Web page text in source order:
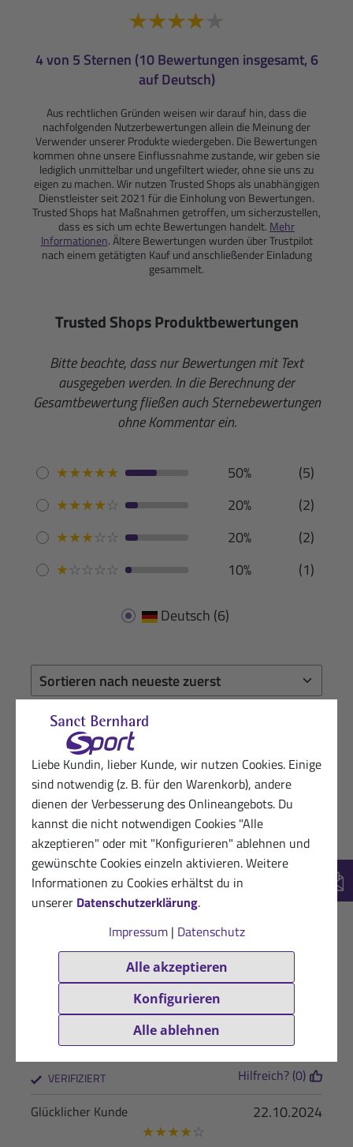
Liebe Kundin, lieber Kunde, wir nutzen Cookies. Einige
sind notwendig (z. B. für den Warenkorb), andere
dienen der Verbesserung des Onlineangebots. Du
kannst die nicht notwendigen Cookies "Alle
akzeptieren" oder mit "Konfigurieren" ablehnen und
gewünschte Cookies einzeln aktivieren. Weitere
Informationen zu Cookies erhältst du in
unserer Datenschutzerklärung.
Impressum| Datenschutz
Alle akzeptieren
Konfigurieren
Alle ablehnen
4 von 5 Sternen (10 Bewertungen insgesamt, 6
auf Deutsch)
Aus rechtlichen Gründen weisen wir darauf hin, dass die
nachfolgenden Nutzerbewertungen allein die Meinung der
Verwender unserer Produkte wiedergeben. Die Bewertungen
kommen ohne unsere Einflussnahme zustande, wir geben sie
lediglich unmittelbar und ungefiltert wieder, ohne sie uns zu
eigen zu machen. Wir nutzen Trusted Shops als unabhängigen
Dienstleister seit 2021 für die Einholung von Bewertungen.
Trusted Shops hat Maßnahmen getroffen, um sicherzustellen,
dass es sich um echte Bewertungen handelt. Mehr
Informationen. Ältere Bewertungen wurden über Trustpilot
nach einem getätigten Kauf und anschließender Einladung
gesammelt.
Trusted Shops Produktbewertungen
Bitte beachte, dass nur Bewertungen mit Text
ausgegeben werden. In die Berechnung der
Gesamtbewertung fließen auch Sternebewertungen
ohne Kommentar ein.
★★★★★ 50%
(5)
★★★★☆ 20%
(2)
★★★☆☆ 20%
(2)
★☆☆☆☆ 10% (1)
Deutsch (6)
Kundin von Sanct Bernhard Sport
Leider anderer Geschmack als früher
VERIFIZIERT Hilfreich? (1)
18.05.2025
Kunde von Sanct Bernhard Sport
★★★☆☆
Der Geschmack hat sehr nachgelassen.
Hilfreich? (2)
Glücklicher Kunde von Sanct Bernhard
Sport
★★★★☆
Gute Ware
VERIFIZIERT Hilfreich? (0)
22.10.2024
Glücklicher Kunde
★★★★☆